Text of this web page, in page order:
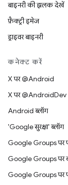
बाइनरी की झलक देखें
फ़ैक्ट्री इमेज
ड्राइवर बाइनरी
कनेक्ट करें
X पर @Android
X पर @AndroidDev
Android ब्लॉग
'Google सुरक्षा' ब्लॉग
Google Groups पर
Google Groups पर
Google Groups पर